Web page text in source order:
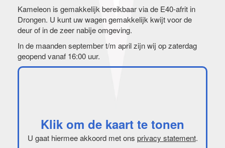
Kameleon is gemakkelijk bereikbaar via de E40-afrit in
Drongen. U kunt uw wagen gemakkelijk kwijt voor de
deur of in de zeer nabije omgeving.
In de maanden september t/m april zijn wij op zaterdag
geopend vanaf 16:00 uur.
Klik om de kaart te tonen
U gaat hiermee akkoord met ons privacy statement.